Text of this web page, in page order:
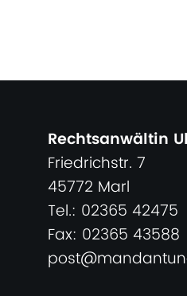
Rechtsanwältin
Friedrichstr. 7
45772 Marl
Tel.: 02365 42475
Fax: 02365 43588